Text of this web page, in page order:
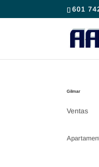
601
Gilmar
Ventas